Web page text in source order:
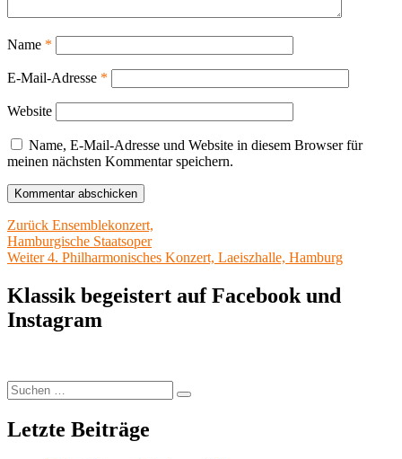
Name *
E-Mail-Adresse *
Website
Name, E-Mail-Adresse und Website in diesem Browser für
meinen nächsten Kommentar speichern.
Beitragsnavigation
Zurück Vorheriger
Beitrag:
Ensemblekonzert,
Hamburgische Staatsoper
Weiter Nächster
4. Philharmonisches Konzert, Laeiszhalle, Hamburg
Klassik begeistert auf Facebook und
Instagram
Suchen
nach:
Suchen
Letzte Beiträge